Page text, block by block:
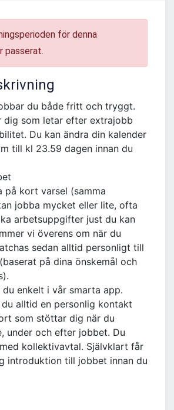
för denna
passerat.
du både fritt och tryggt.
dig som letar efter extrajobb
Du kan ändra din kalender
till kl 23.59 dagen innan du
på kort varsel (samma
jobba mycket eller lite, ofta
arbetsuppgifter just du kan
vi överens om när du
sedan alltid personligt till
på dina önskemål och
enkelt i vår smarta app.
du alltid en personlig kontakt
som stöttar dig när du
under och efter jobbet. Du
kollektivavtal. Självklart får
introduktion till jobbet innan du